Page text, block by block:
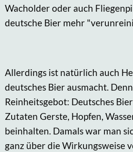
Wacholder oder auch
deutsche Bier mehr
Allerdings ist natürlich auch
deutsches Bier ausmacht.
Reinheitsgebot: Deutsches
Zutaten Gerste, Hopfen,
beinhalten. Damals war man
ganz über die Wirkungsweise